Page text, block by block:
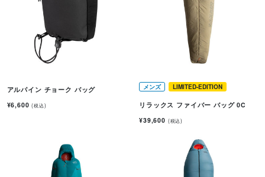
アルパイン チョーク バッグ
¥6,600(税込)
メンズ LIMITED-EDITION
リラックス ファイバー バッグ 0C
¥39,600 (税込)